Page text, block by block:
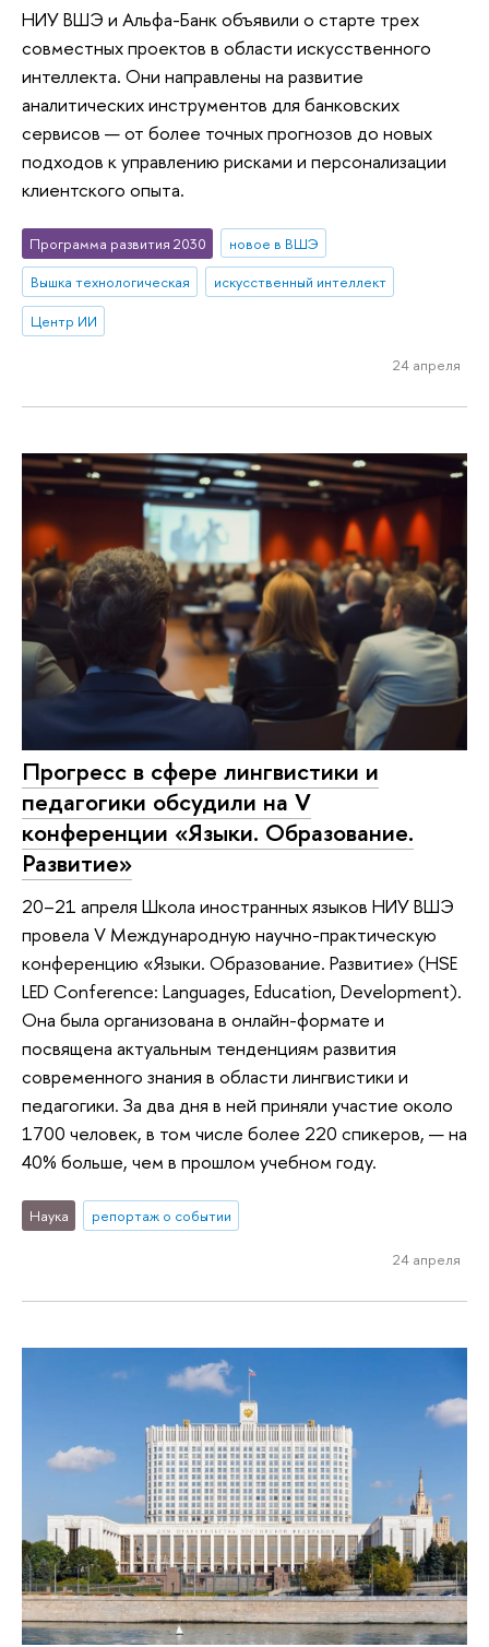
НИУ ВШЭ и Альфа-Банк объявили о старте трех
совместных проектов в области искусственного
интеллекта. Они направлены на развитие
аналитических инструментов для банковских
сервисов — от более точных прогнозов до новых
подходов к управлению рисками и персонализации
клиентского опыта.
Программа развития 2030
новое в ВШЭ
Вышка технологическая
искусственный интеллект
Центр ИИ
24 апреля
Прогресс в сфере лингвистики и
педагогики обсудили на V
конференции «Языки. Образование.
Развитие»
20–21 апреля Школа иностранных языков НИУ ВШЭ
провела V Международную научно-практическую
конференцию «Языки. Образование. Развитие» (HSE
LED Conference: Languages, Education, Development).
Она была организована в онлайн-формате и
посвящена актуальным тенденциям развития
современного знания в области лингвистики и
педагогики. За два дня в ней приняли участие около
1700 человек, в том числе более 220 спикеров, — на
40% больше, чем в прошлом учебном году.
Наука репортаж о событии
24 апреля